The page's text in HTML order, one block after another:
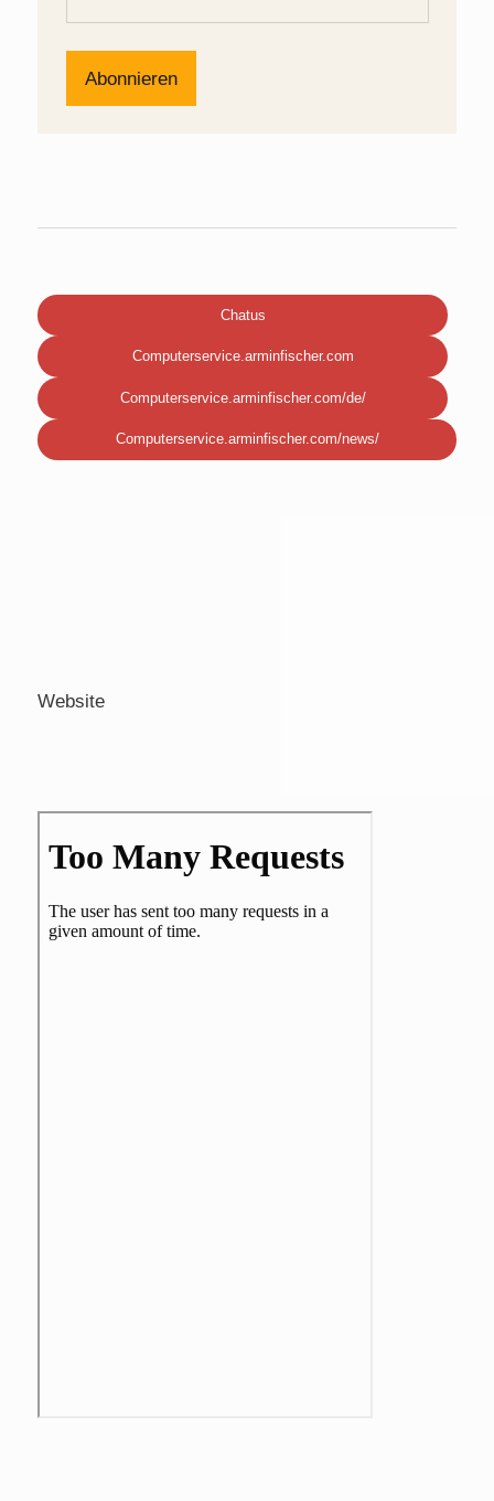
Chatus
Computerservice.arminfischer.com
Computerservice.arminfischer.com/de/
Computerservice.arminfischer.com/news/
Website